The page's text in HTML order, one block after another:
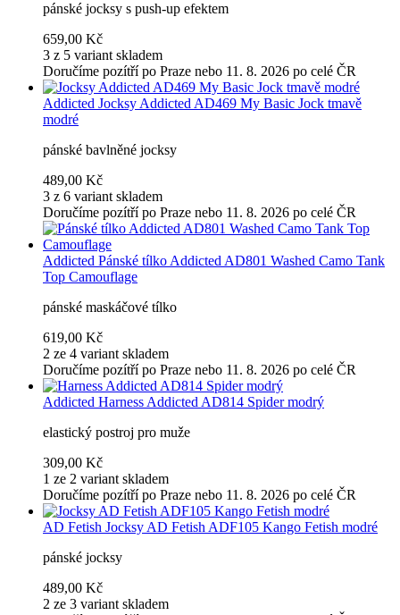
pánské jocksy s push-up efektem
659,00 Kč
3 z 5 variant skladem
Doručíme pozítří po Praze nebo 11. 8. 2026 po celé ČR
Addicted Jocksy Addicted AD469 My Basic Jock tmavě
modré
pánské bavlněné jocksy
489,00 Kč
3 z 6 variant skladem
Doručíme pozítří po Praze nebo 11. 8. 2026 po celé ČR
Addicted Pánské tílko Addicted AD801 Washed Camo Tank
Top Camouflage
pánské maskáčové tílko
619,00 Kč
2 ze 4 variant skladem
Doručíme pozítří po Praze nebo 11. 8. 2026 po celé ČR
Addicted Harness Addicted AD814 Spider modrý
elastický postroj pro muže
309,00 Kč
1 ze 2 variant skladem
Doručíme pozítří po Praze nebo 11. 8. 2026 po celé ČR
AD Fetish Jocksy AD Fetish ADF105 Kango Fetish modré
pánské jocksy
489,00 Kč
2 ze 3 variant skladem